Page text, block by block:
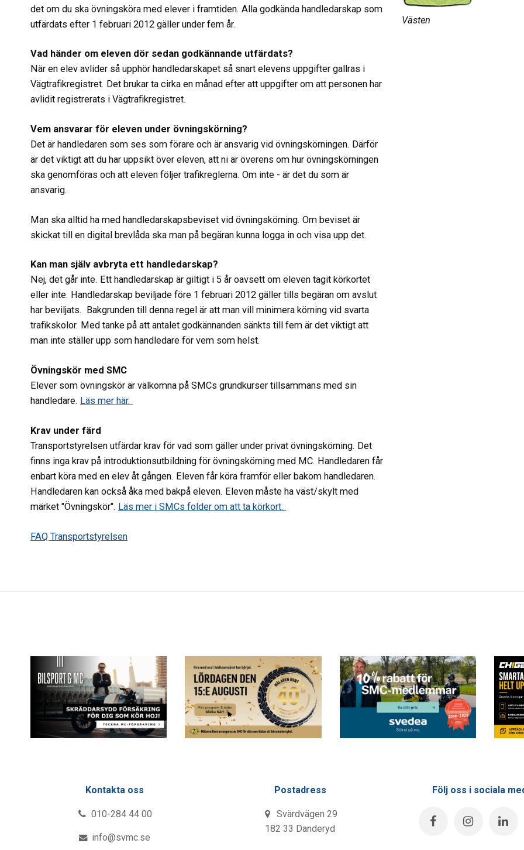
det om du ska övningsköra med elever i framtiden. Alla godkända handledarskap som
utfärdats efter 1 februari 2012 gäller under fem år.
Vad händer om eleven dör sedan godkännande utfärdats?
När en elev avlider så upphör handledarskapet så snart elevens uppgifter gallras i
Vägtrafikregistret. Det brukar ta cirka en månad efter att uppgifter om att personen har
avlidit registrerats i Vägtrafikregistret.
Vem ansvarar för eleven under övningskörning?
Det är handledaren som ses som förare och är ansvarig vid övningskörningen. Därför
är det viktigt att du har uppsikt över eleven, att ni är överens om hur övningskörningen
ska genomföras och att eleven följer trafikreglerna. Om inte - är det du som är
ansvarig.
Man ska alltid ha med handledarskapsbeviset vid övningskörning. Om beviset är
skickat till en digital brevlåda ska man på begäran kunna logga in och visa upp det.
Kan man själv avbryta ett handledarskap?
Nej, det går inte. Ett handledarskap är giltigt i 5 år oavsett om eleven tagit körkortet
eller inte. Handledarskap beviljade före 1 februari 2012 gäller tills begäran om avslut
har beviljats. Bakgrunden till denna regel är att man vill minimera körning vid svarta
trafikskolor. Med tanke på att antalet godkännanden sänkts till fem är det viktigt att
man inte ställer upp som handledare för vem som helst.
Övningskör med SMC
Elever som övningskör är välkomna på SMCs grundkurser tillsammans med sin
handledare. Läs mer här.
Krav under färd
Transportstyrelsen utfärdar krav för vad som gäller under privat övningskörning. Det
finns inga krav på introduktionsutbildning för övningskörning med MC. Handledaren får
enbart köra med en elev åt gången. Eleven får köra framför eller bakom handledaren.
Handledaren kan också åka med bakpå eleven. Eleven måste ha väst/skylt med
märket "Övningskör". Läs mer i SMCs folder om att ta körkort.
FAQ Transportstyrelsen
Västen
Kontakta oss
010-284 44 00
info@svmc.se
Postadress
Svärdvägen 29
182 33 Danderyd
Följ oss i sociala